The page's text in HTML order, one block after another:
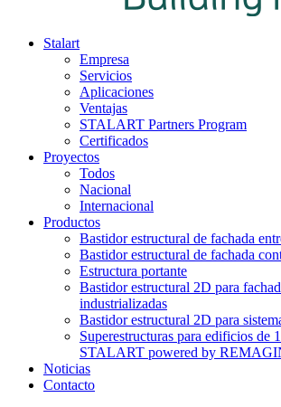
Stalart
Empresa
Servicios
Aplicaciones
Ventajas
STALART Partners Program
Certificados
Proyectos
Todos
Nacional
Internacional
Productos
Bastidor estructural de fachada
Bastidor estructural de fachada
Estructura portante
Bastidor estructural 2D para
industrializadas
Bastidor estructural 2D para
Superestructuras para edificios de
STALART powered by
Noticias
Contacto